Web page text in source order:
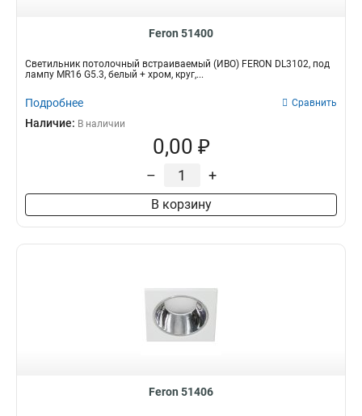
Feron 51400
Светильник потолочный встраиваемый (ИВО) FERON DL3102, под
лампу MR16 G5.3, белый + хром, круг,...
Подробнее Сравнить
Наличие: В наличии
0,00 ₽
– +
В корзину
Feron 51406